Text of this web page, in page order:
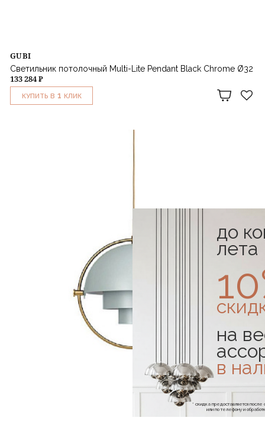
GUBI
Светильник потолочный Multi-Lite Pendant Black Chrome Ø32
133 284 ₽
КУПИТЬ В 1 КЛИК
до
лета
на
в
* скидка предоставляется
или по телефону и